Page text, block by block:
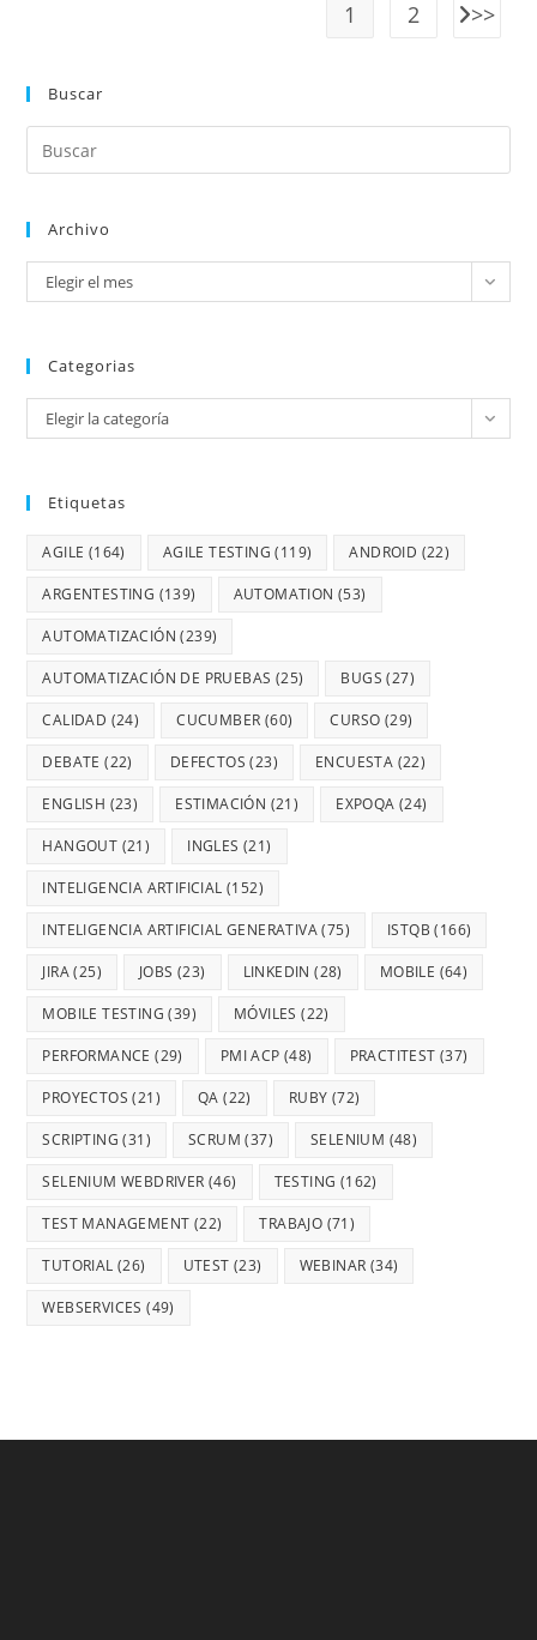
1 2
Buscar
Archivo
Elegir el mes
Categorias
Elegir la categoría
Etiquetas
AGILE (164) AGILE TESTING (119) ANDROID (22)
ARGENTESTING (139) AUTOMATION (53)
AUTOMATIZACIÓN (239)
AUTOMATIZACIÓN DE PRUEBAS (25) BUGS (27)
CALIDAD (24) CUCUMBER (60) CURSO (29)
DEBATE (22) DEFECTOS (23) ENCUESTA (22)
ENGLISH (23) ESTIMACIÓN (21) EXPOQA (24)
HANGOUT (21) INGLES (21)
INTELIGENCIA ARTIFICIAL (152)
INTELIGENCIA ARTIFICIAL GENERATIVA(75) ISTQB (166)
JIRA(25) JOBS (23) LINKEDIN (28) MOBILE (64)
MOBILE TESTING (39) MÓVILES (22)
PERFORMANCE (29) PMI ACP (48) PRACTITEST (37)
PROYECTOS (21) QA (22) RUBY (72)
SCRIPTING (31) SCRUM (37) SELENIUM (48)
SELENIUM WEBDRIVER (46) TESTING (162)
TEST MANAGEMENT (22) TRABAJO (71)
TUTORIAL (26) UTEST (23) WEBINAR (34)
WEBSERVICES (49)